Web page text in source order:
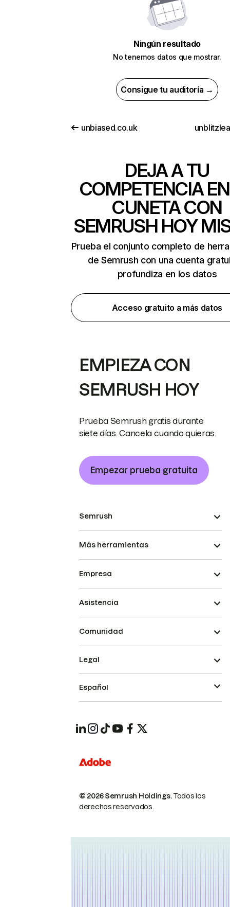
Ningún resultado
No tenemos datos que mostrar.
Consigue tu auditoría →
unbiased.co.uk
DEJA A TU
COMPETENCIA
CUNETA CON
SEMRUSH HOY
Prueba el conjunto completo de
de Semrush con una cuenta
profundiza en los datos
Acceso gratuito a más datos
EMPIEZA CON
SEMRUSH HOY
Prueba Semrush gratis durante
siete días. Cancela cuando quieras.
Empezar prueba gratuita
Semrush
Más herramientas
Empresa
Asistencia
Comunidad
© 2026 Semrush Holdings.Todos los
derechos reservados.
Legal
Español